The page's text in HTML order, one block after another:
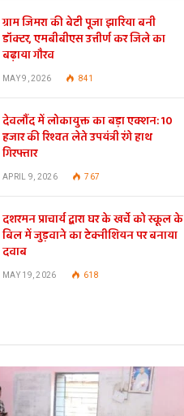
ग्राम जिमरा की बेटी पूजा झारिया बनी
डॉक्टर, एमबीबीएस उत्तीर्ण कर जिले का
बढ़ाया गौरव
MAY 9, 2026 841
देवलौंद में लोकायुक्त का बड़ा एक्शन: 10
हजार की रिश्वत लेते उपयंत्री रंगे हाथ
गिरफ्तार
APRIL 9, 2026 767
दशरमन प्राचार्य द्वारा घर के खर्चे को स्कूल के
बिल में जुड़वाने का टेक्नीशियन पर बनाया
दवाब
MAY 19, 2026 618